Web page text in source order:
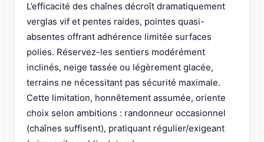
L’efficacité des chaînes décroît dramatiquement
verglas vif et pentes raides, pointes quasi-
absentes offrant adhérence limitée surfaces
polies. Réservez-les sentiers modérément
inclinés, neige tassée ou légèrement glacée,
terrains ne nécessitant pas sécurité maximale.
Cette limitation, honnêtement assumée, oriente
choix selon ambitions : randonneur occasionnel
(chaînes suffisent), pratiquant régulier/exigeant